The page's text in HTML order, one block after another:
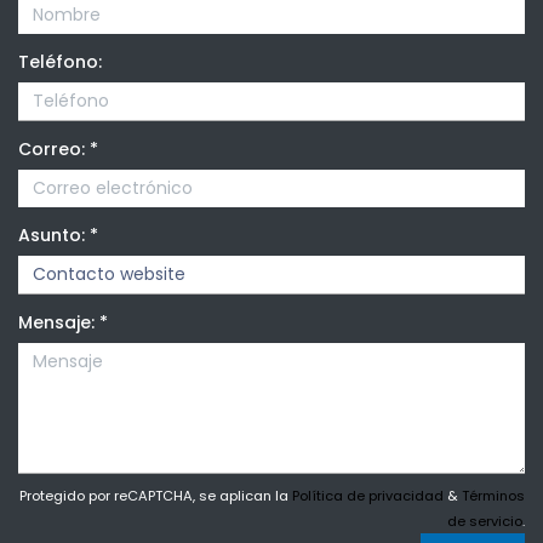
Teléfono:
Correo: *
Asunto: *
Mensaje: *
Protegido por reCAPTCHA, se aplican la Política de privacidad & Términos
de servicio.